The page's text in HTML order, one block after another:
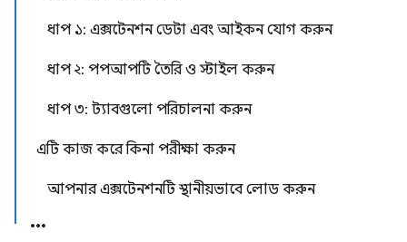
ধাপ ১: এক্সটেনশন ডেটা এবং আইকন যোগ করুন
ধাপ ২: পপআপটি তৈরি ও স্টাইল করুন
ধাপ ৩: ট্যাবগুলো পরিচালনা করুন
এটি কাজ করে কিনা পরীক্ষা করুন
আপনার এক্সটেনশনটি স্থানীয়ভাবে লোড করুন